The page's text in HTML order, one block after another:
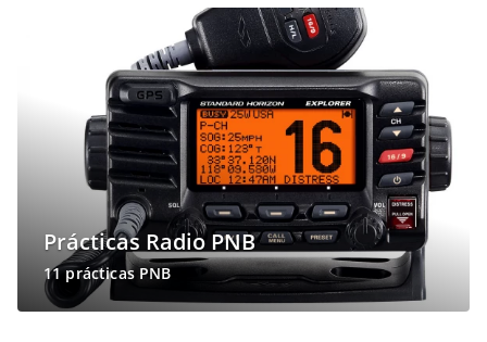
Prácticas Radio PNB
11 prácticas PNB